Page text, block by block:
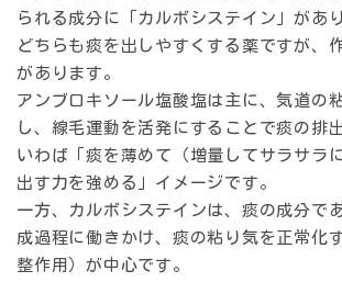
られる成分に「カルボシステイン」があ
どちらも痰を出しやすくする薬ですが、
があります。
アンブロキソール塩酸塩は主に、気道の
し、線毛運動を活発にすることで痰の排
いわば「痰を薄めて（増量してサラサラ
出す力を強める」イメージです。
一方、カルボシステインは、痰の成分で
成過程に働きかけ、痰の粘り気を正常化
整作用）が中心です。